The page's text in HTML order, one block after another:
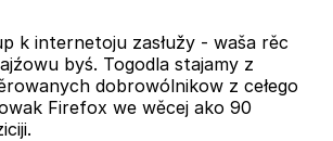
k internetoju zasłužy - waša rěc
byś. Togodla stajamy z
dobrowólnikow z cełego
Firefox we wěcej ako 90